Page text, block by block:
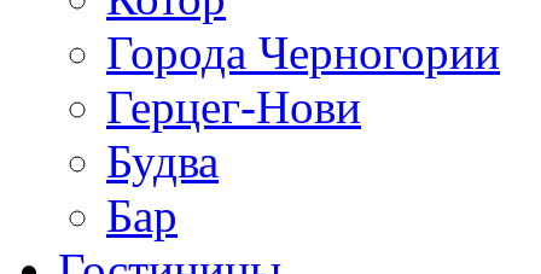
Города Черногории
Герцег-Нови
Будва
Бар